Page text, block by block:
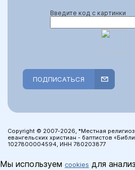
Введите код с картинки
ПОДПИСАТЬСЯ
Copyright © 2007-2026, *Местная
евангельских христиан - баптистов
1027800004594, ИНН 780203877
Мы используем cookies для